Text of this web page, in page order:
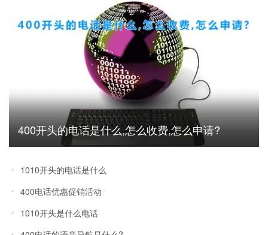
400开头的电话是什么,怎么收费,怎么申请?
1010开头的电话是什么
400电话优惠促销活动
1010开头是什么电话